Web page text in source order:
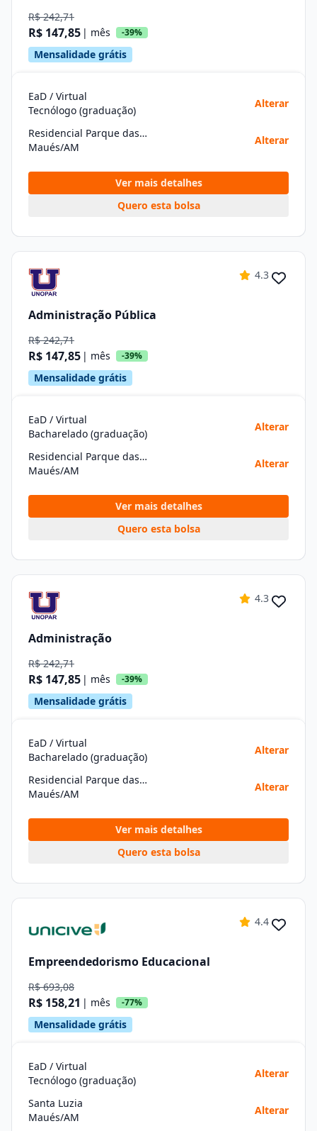
R$ 242,71
R$ 147,85 | mês -39%
Mensalidade grátis
EaD / Virtual
Tecnólogo (graduação)
Alterar
Residencial Parque das Americas
Maués/AM
Alterar
Ver mais detalhes
Quero esta bolsa
4.3
Administração Pública
R$ 242,71
R$ 147,85 | mês -39%
Mensalidade grátis
EaD / Virtual
Bacharelado (graduação)
Alterar
Residencial Parque das Americas
Maués/AM
Alterar
Ver mais detalhes
Quero esta bolsa
4.3
Administração
R$ 242,71
R$ 147,85 | mês -39%
Mensalidade grátis
EaD / Virtual
Bacharelado (graduação)
Alterar
Residencial Parque das Americas
Maués/AM
Alterar
Ver mais detalhes
Quero esta bolsa
4.4
Empreendedorismo Educacional
R$ 693,08
R$ 158,21 | mês -77%
Mensalidade grátis
EaD / Virtual
Tecnólogo (graduação)
Alterar
Santa Luzia
Maués/AM
Alterar